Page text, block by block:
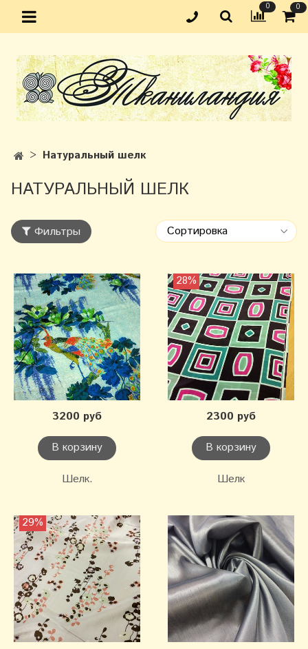
0 0
Натуральный шелк
НАТУРАЛЬНЫЙ ШЕЛК
Фильтры
3200 руб
В корзину
Шелк.
28%
2300 руб
В корзину
Шелк
29%